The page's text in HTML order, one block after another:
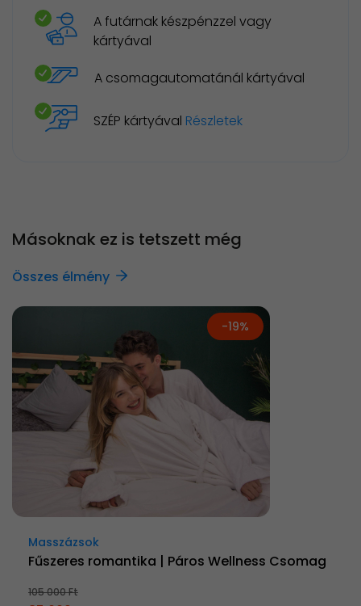
A futárnak készpénzzel vagy
kártyával
A csomagautomatánál kártyával
SZÉP kártyával Részletek
Másoknak ez is tetszett még
Összes élmény
-19%
Masszázsok
Fűszeres romantika | Páros Wellness Csomag
105 000 Ft